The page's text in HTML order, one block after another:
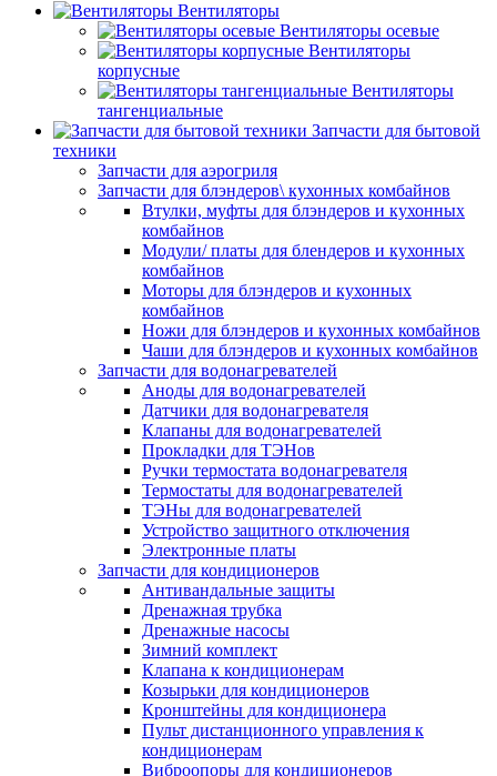
Вентиляторы
Вентиляторы осевые
Вентиляторы
корпусные
Вентиляторы
тангенциальные
Запчасти для бытовой
техники
Запчасти для аэрогриля
Запчасти для блэндеров\ кухонных комбайнов
Втулки, муфты для блэндеров и кухонных
комбайнов
Модули/ платы для блендеров и кухонных
комбайнов
Моторы для блэндеров и кухонных
комбайнов
Ножи для блэндеров и кухонных комбайнов
Чаши для блэндеров и кухонных комбайнов
Запчасти для водонагревателей
Аноды для водонагревателей
Датчики для водонагревателя
Клапаны для водонагревателей
Прокладки для ТЭНов
Ручки термостата водонагревателя
Термостаты для водонагревателей
ТЭНы для водонагревателей
Устройство защитного отключения
Электронные платы
Запчасти для кондиционеров
Антивандальные защиты
Дренажная трубка
Дренажные насосы
Зимний комплект
Клапана к кондиционерам
Козырьки для кондиционеров
Кронштейны для кондиционера
Пульт дистанционного управления к
кондиционерам
Виброопоры для кондиционеров